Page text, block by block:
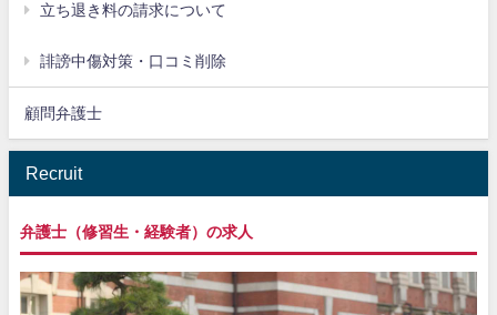
立ち退き料の請求について
誹謗中傷対策・口コミ削除
顧問弁護士
Recruit
弁護士（修習生・経験者）の求人